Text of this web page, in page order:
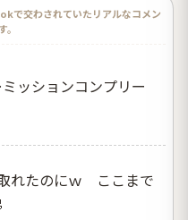
で交わされていたリアルなコメン
。
ッションコンプリー
れたのにｗ ここまで